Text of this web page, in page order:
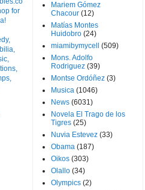
Mariem Gómez
Chacour (12)
Matías Montes
Huidobro (24)
miamibymycell
(509)
Mons. Adolfo
Rodriguez (39)
Montse Ordóñez (3)
Musica (1046)
News (6031)
Novela El Trago de los
Tigres (25)
Nuvia Estevez (33)
Obama (187)
Oikos (303)
Olallo (34)
Olympics (2)